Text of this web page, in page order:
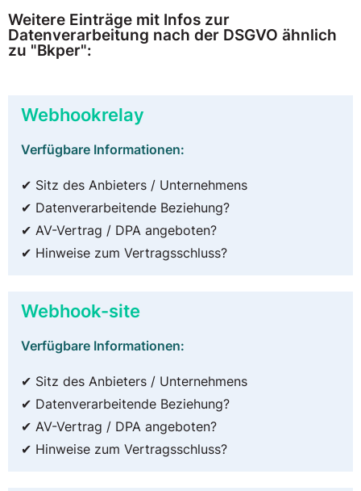
Weitere Einträge mit Infos zur
Datenverarbeitung nach der DSGVO ähnlich
zu "Bkper":
Webhookrelay
Verfügbare Informationen:
✔ Sitz des Anbieters / Unternehmens
✔ Datenverarbeitende Beziehung?
✔ AV-Vertrag / DPA angeboten?
✔ Hinweise zum Vertragsschluss?
Webhook-site
Verfügbare Informationen:
✔ Sitz des Anbieters / Unternehmens
✔ Datenverarbeitende Beziehung?
✔ AV-Vertrag / DPA angeboten?
✔ Hinweise zum Vertragsschluss?